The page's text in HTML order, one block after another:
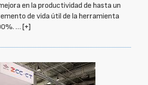
en la productividad de hasta un
de vida útil de la herramienta
… [+]